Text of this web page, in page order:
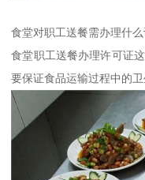
食堂对职工送餐需办理什
食堂职工送餐办理许可证
要保证食品运输过程中的卫